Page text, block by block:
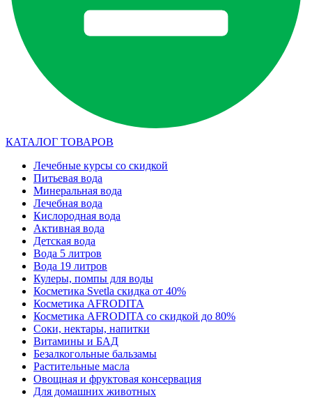
КАТАЛОГ ТОВАРОВ
Лечебные курсы со скидкой
Питьевая вода
Минеральная вода
Лечебная вода
Кислородная вода
Активная вода
Детская вода
Вода 5 литров
Вода 19 литров
Кулеры, помпы для воды
Косметика Svetla скидка от 40%
Косметика AFRODITA
Косметика AFRODITA со скидкой до 80%
Соки, нектары, напитки
Витамины и БАД
Безалкогольные бальзамы
Растительные масла
Овощная и фруктовая консервация
Для домашних животных